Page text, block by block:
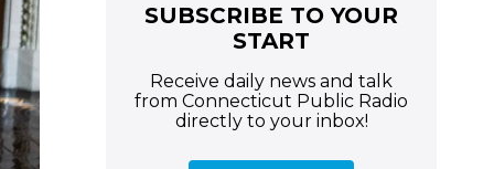
SUBSCRIBE TO YOUR
START
Receive daily news and talk
from Connecticut Public Radio
directly to your inbox!